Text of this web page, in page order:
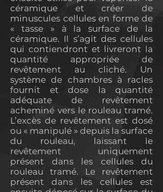
céramique et créer de
minuscules cellules en forme de
« tasse » à la surface de la
céramique. Il s’agit des cellules
qui contiendront et livreront la
quantité appropriée de
revêtement au cliché. Un
système de chambres à racles
fournit et dose la quantité
adéquate de revêtement
acheminé vers le rouleau tramé.
L’excès de revêtement est dosé
ou « manipulé » depuis la surface
du rouleau, laissant le
revêtement uniquement
présent dans les cellules du
rouleau tramé. Le revêtement
présent dans les cellules est